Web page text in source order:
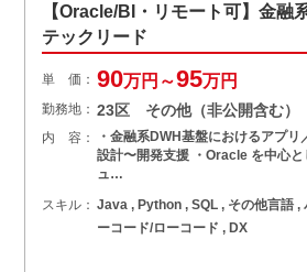
【Oracle/BI・リモート可】金融
テックリード
単 価： 90万円～95万円
勤務地： 23区 その他（非公開含む）
内 容：
・金融系DWH基盤におけるアプ
設計〜開発支援 ・Oracle を中心
ュ…
スキル： Java , Python , SQL , その他言語 ,
ーコード/ローコード , DX